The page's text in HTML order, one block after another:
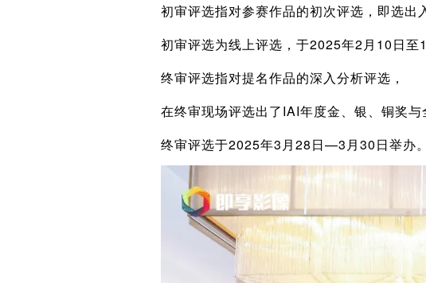
初审评选指对参赛作品的初次评选，即选出
初审评选为线上评选，于2025年2月10日至
终审评选指对提名作品的深入分析评选，
在终审现场评选出了IAI年度金、银、铜奖与
终审评选于2025年3月28日—3月30日举办。